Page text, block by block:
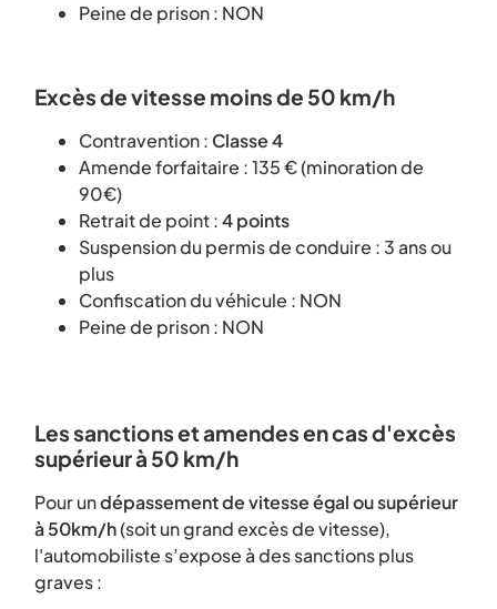
Peine de prison : NON
Excès de vitesse moins de 50 km/h
Contravention : Classe 4
Amende forfaitaire : 135 € (minoration de
90€)
Retrait de point :4 points
Suspension du permis de conduire : 3 ans ou
plus
Confiscation du véhicule : NON
Peine de prison : NON
Les sanctions et amendes en cas d'excès
supérieur à 50 km/h
Pour undépassement de vitesse égal ou supérieur
à 50km/h(soit un grand excès de vitesse),
l'automobiliste s’expose à des sanctions plus
graves :